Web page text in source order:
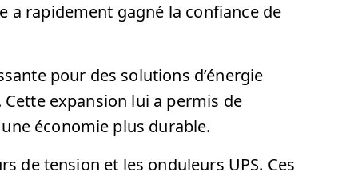
a rapidement gagné la confiance de
pour des solutions d’énergie
Cette expansion lui a permis de
économie plus durable.
de tension et les onduleurs UPS. Ces